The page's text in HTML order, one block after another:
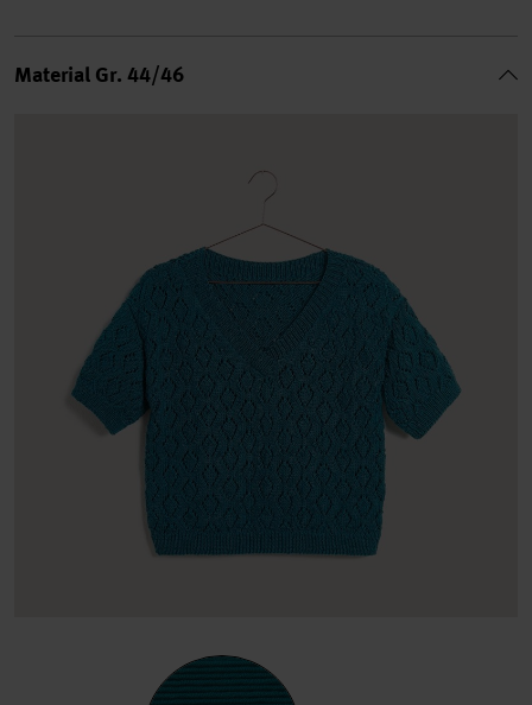
Material Gr. 44/46